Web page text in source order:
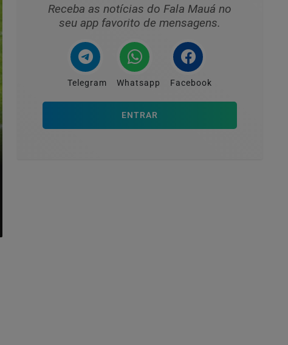
Receba as notícias do Fala Mauá no
seu app favorito de mensagens.
Telegram Whatsapp Facebook
ENTRAR